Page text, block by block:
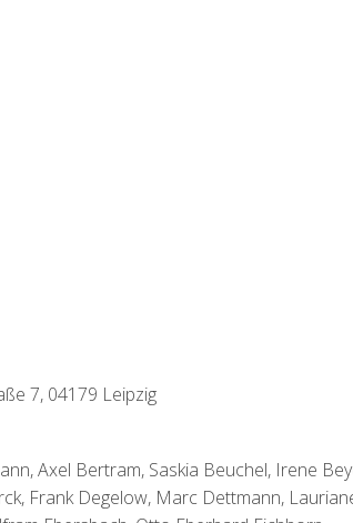
7, 04179 Leipzig
Axel Bertram, Saskia Beuchel, Irene
Frank Degelow, Marc Dettmann,